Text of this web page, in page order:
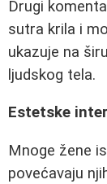
Drugi
sutra krila i
ukazuje na
ljudskog tela.
Estetske
Mnoge žene
povećavaju